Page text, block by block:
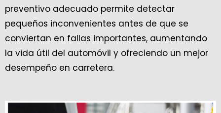
preventivo adecuado permite detectar
pequeños inconvenientes antes de que se
conviertan en fallas importantes, aumentando
la vida útil del automóvil y ofreciendo un mejor
desempeño en carretera.